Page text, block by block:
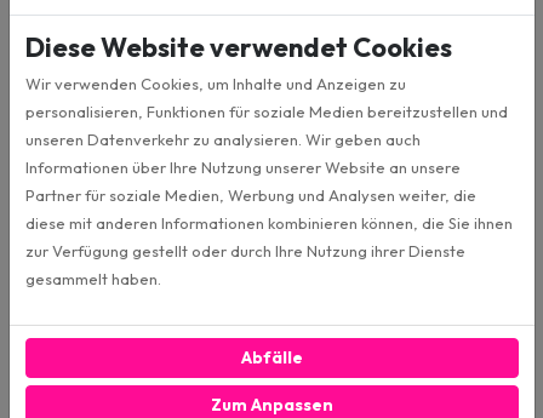
MAX Leistung
RMS Vermogen 4x 4Ω 60W
90W
RMS Vermogen 2x 4Ω 180W
Diese Website verwendet Cookies
Wir verwenden Cookies, um Inhalte und Anzeigen zu
personalisieren, Funktionen für soziale Medien bereitzustellen und
unseren Datenverkehr zu analysieren. Wir geben auch
Informationen über Ihre Nutzung unserer Website an unsere
Partner für soziale Medien, Werbung und Analysen weiter, die
diese mit anderen Informationen kombinieren können, die Sie ihnen
zur Verfügung gestellt oder durch Ihre Nutzung ihrer Dienste
gesammelt haben.
Abfälle
Zum Anpassen